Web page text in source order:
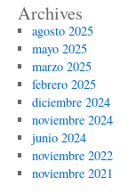
Archives
agosto 2025
mayo 2025
marzo 2025
febrero 2025
diciembre 2024
noviembre 2024
junio 2024
noviembre 2022
noviembre 2021